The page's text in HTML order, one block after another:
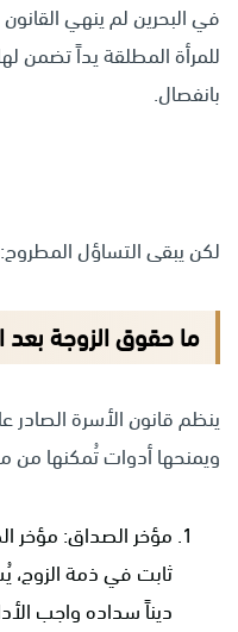
في البحرين لم ينهي القانون
للمرأة المطلقة يداً تضمن
بانفصال.
لكن يبقى التساؤل المطروح:
ما حقوق الزوجة بعد
ويمنحها أدوات تُمكنها من
مؤخر الصداق: مؤخر
ثابت في ذمة الزوج،
ديناً سداده واجب